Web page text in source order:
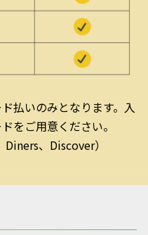
払いのみとなります。入
をご用意ください。
Diners、Discover）